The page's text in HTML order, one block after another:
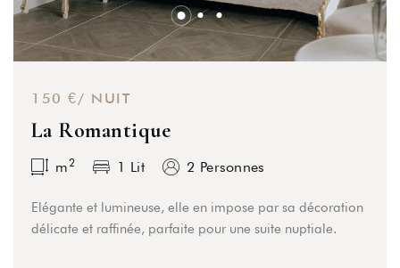
150 €/ NUIT
La Romantique
m2 1 Lit 2 Personnes
Elégante et lumineuse, elle en impose par sa décoration
délicate et raffinée, parfaite pour une suite nuptiale.